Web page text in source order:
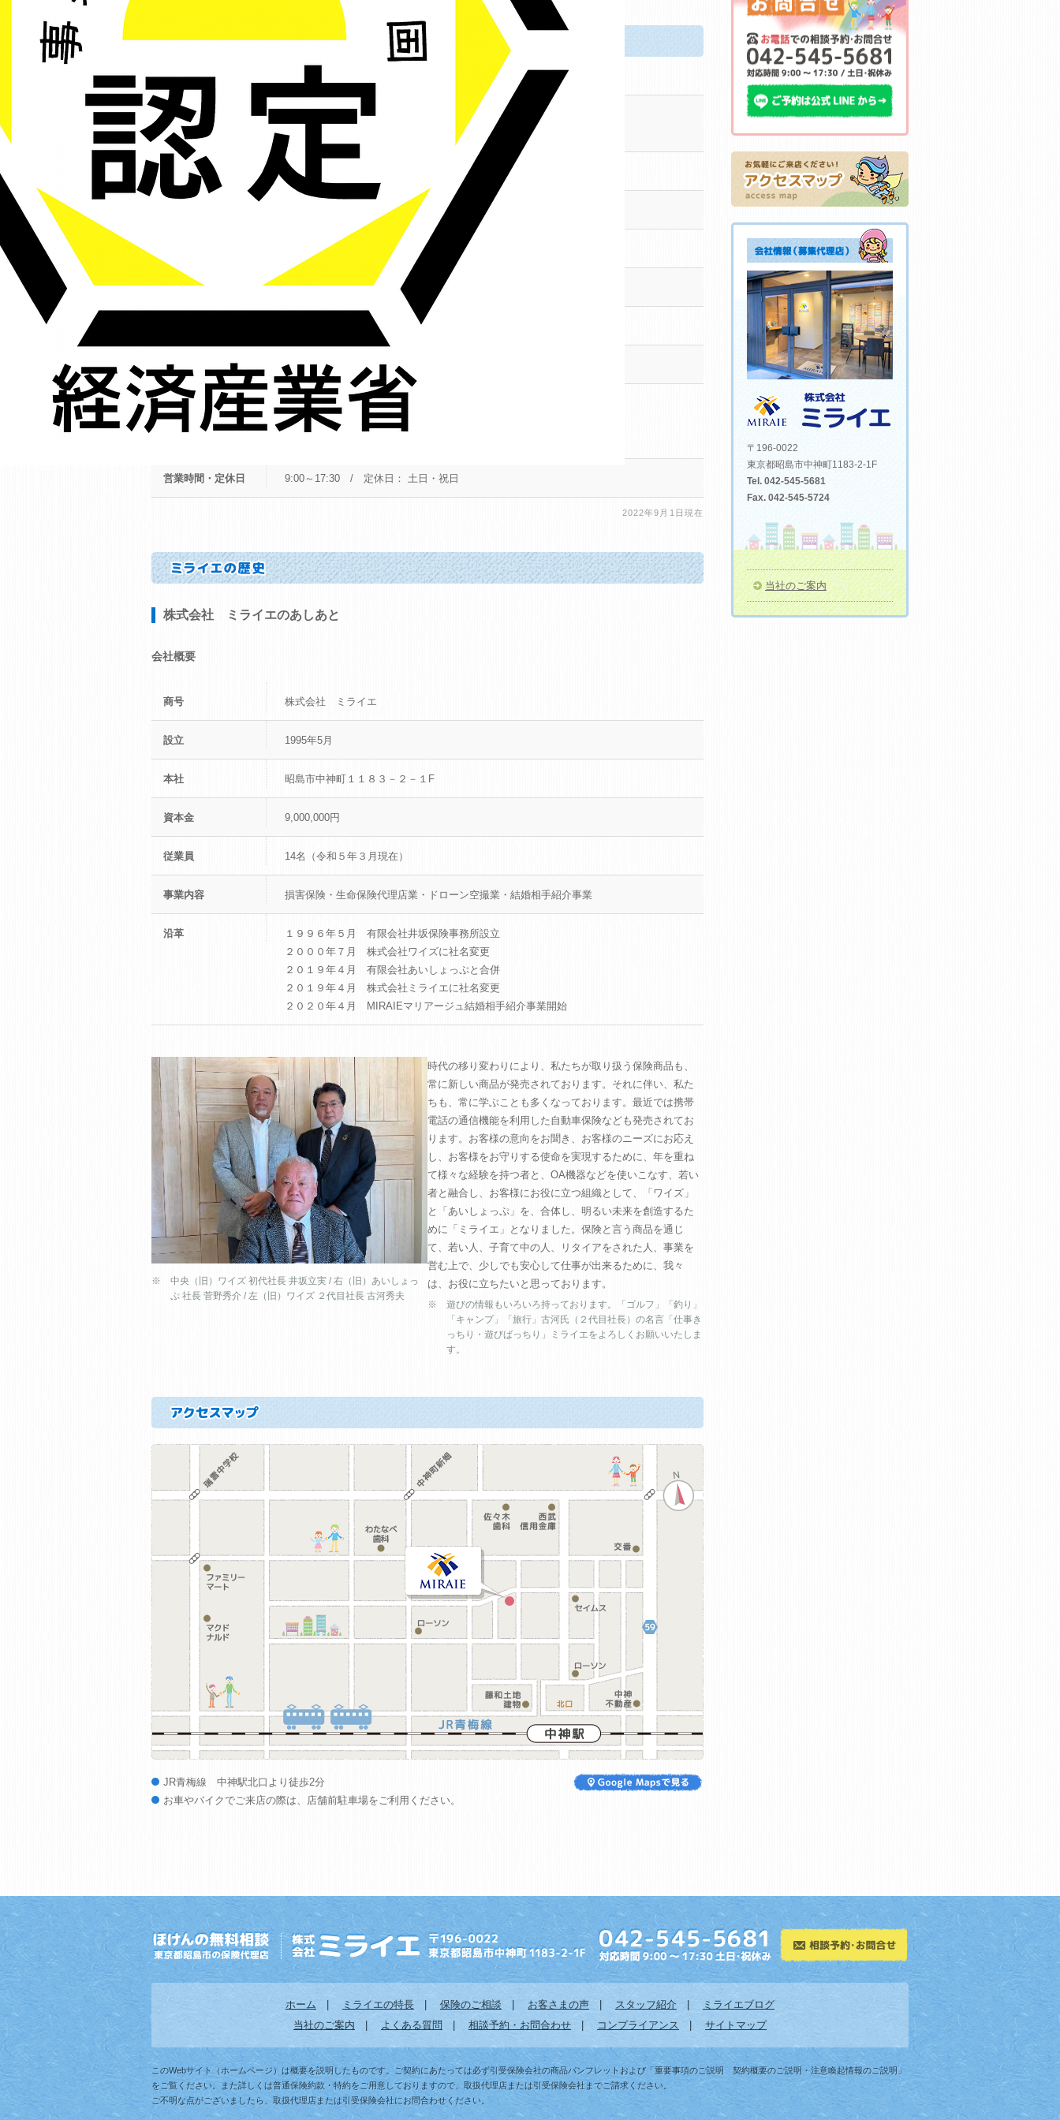
会社名
所在地
東京都昭島市中神町1183-2-1F （
アクセスマップ
042-545-5681
代表取締役社長 井坂 春樹
設 立 1996年（平成8年）5月
スタッフ数 7名
事業内容
損害保険・生命保険・小額短期保険代理店業
オートリース取扱業・ドローン空撮業・健康、防災減災に関する事業
営業時間・定休日 9:00～17:30 / 定休日： 土日・祝日
2022年9月1日現在
株式会社 ミライエのあしあと
会社概要
商号 株式会社 ミライエ
設立 1995年5月
本社 昭島市中神町１１８３－２－１F
資本金 9,000,000円
従業員 14名（令和５年３月現在）
事業内容 損害保険・生命保険代理店業・ドローン空撮業・結婚相手紹介事業
沿革
１９９６年５月 有限会社井坂保険事務所設立
２０００年７月 株式会社ワイズに社名変更
２０１９年４月 有限会社あいしょっぷと合併
２０１９年４月 株式会社ミライエに社名変更
２０２０年４月 MIRAIEマリアージュ結婚相手紹介事業開始
※ 中央（旧）ワイズ 初代社長 井坂立実 / 右（旧）あいしょっ
ぷ 社長 菅野秀介 / 左（旧）ワイズ ２代目社長 古河秀夫
時代の移り変わりにより、私たちが取り扱う保険商品も、
常に新しい商品が発売されております。それに伴い、私た
ちも、常に学ぶことも多くなっております。最近では携帯
電話の通信機能を利用した自動車保険なども発売されてお
ります。お客様の意向をお聞き、お客様のニーズにお応え
し、お客様をお守りする使命を実現するために、年を重ね
て様々な経験を持つ者と、OA機器などを使いこなす、若い
者と融合し、お客様にお役に立つ組織として、「ワイズ」
と「あいしょっぷ」を、合体し、明るい未来を創造するた
めに「ミライエ」となりました。保険と言う商品を通じ
て、若い人、子育て中の人、リタイアをされた人、事業を
営む上で、少しでも安心して仕事が出来るために、我々
は、お役に立ちたいと思っております。
※ 遊びの情報もいろいろ持っております。「ゴルフ」「釣り」
「キャンプ」「旅行」古河氏（２代目社長）の名言「仕事き
っちり・遊びばっちり」ミライエをよろしくお願いいたしま
す。
JR青梅線 中神駅北口より徒歩2分
お車やバイクでご来店の際は、店舗前駐車場をご利用ください。
〒196-0022
東京都昭島市中神町1183-2-1F
Tel. 042-545-5681
Fax. 042-545-5724
当社のご案内
ホーム ミライエの特長 保険のご相談 お客さまの声| スタッフ紹介 |
ミライエブログ
当社のご案内
よくある質問 相談予約・お問合わせ コンプライアンス サイトマップ
このWebサイト（ホームページ）は概要を説明したものです。ご契約にあたっては必ず引受保険会社の商品パンフレットおよび「重要事項のご説明 契約概要のご説明・注意喚起情報のご説明」
をご覧ください。また詳しくは普通保険約款・特約をご用意しておりますので、取扱代理店または引受保険会社までご請求ください。
ご不明な点がございましたら、取扱代理店または引受保険会社にお問合わせください。